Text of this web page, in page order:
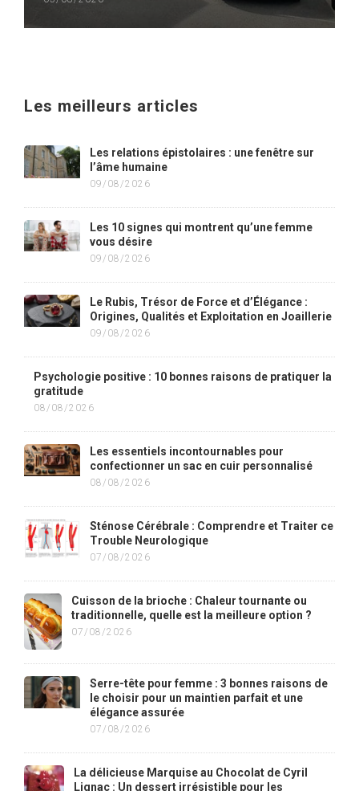
Les meilleurs articles
Les relations épistolaires : une fenêtre sur
l’âme humaine
09/08/2026
Les 10 signes qui montrent qu’une femme
vous désire
09/08/2026
Le Rubis, Trésor de Force et d’Élégance :
Origines, Qualités et Exploitation en Joaillerie
09/08/2026
Psychologie positive : 10 bonnes raisons de pratiquer la
gratitude
08/08/2026
Les essentiels incontournables pour
confectionner un sac en cuir personnalisé
08/08/2026
Sténose Cérébrale : Comprendre et Traiter ce
Trouble Neurologique
07/08/2026
Cuisson de la brioche : Chaleur tournante ou
traditionnelle, quelle est la meilleure option ?
07/08/2026
Serre-tête pour femme : 3 bonnes raisons de
le choisir pour un maintien parfait et une
élégance assurée
07/08/2026
La délicieuse Marquise au Chocolat de Cyril
Lignac : Un dessert irrésistible pour les